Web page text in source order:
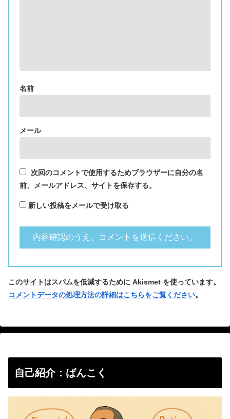
名前
メール
次回のコメントで使用するためブラウザーに自分の名
前、メールアドレス、サイトを保存する。
新しい投稿をメールで受け取る
このサイトはスパムを低減するために Akismet を使っています。
コメントデータの処理方法の詳細はこちらをご覧ください。
自己紹介：ばんこく